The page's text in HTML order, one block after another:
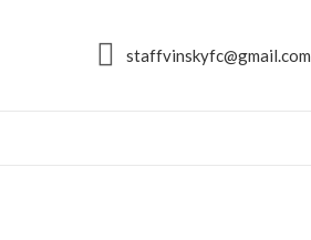
staffvinskyfc@gmail.com